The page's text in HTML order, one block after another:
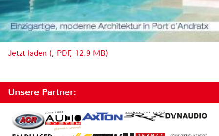
Jetzt laden (, PDF, 12.9 MB)
Unsere Partner: